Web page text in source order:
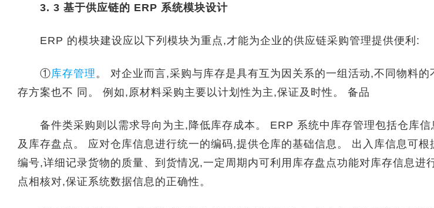
3. 3 基于供应链的 ERP 系统模块设计
ERP 的模块建设应以下列模块为重点,才能为企业的供应链采购管理提供便利:
①库存管理。 对企业而言,采购与库存是具有互为因关系的一组活动,不同物料的
存方案也不 同。 例如,原材料采购主要以计划性为主,保证及时性。 备品
备件类采购则以需求导向为主,降低库存成本。 ERP 系统中库存管理包括仓库信
及库存盘点。 应对仓库信息进行统一的编码,提供仓库的基础信息。 出入库信息可根
编号,详细记录货物的质量、到货情况,一定周期内可利用库存盘点功能对库存信息进
点相核对,保证系统数据信息的正确性。